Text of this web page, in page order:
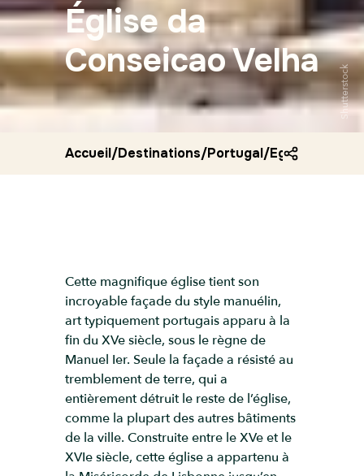
Église da
Conseicao Velha
Shutterstock
Accueil/Destinations/Portugal/Eglise da
Cette magnifique église tient son
incroyable façade du style manuélin,
art typiquement portugais apparu à la
fin du XVe siècle, sous le règne de
Manuel Ier. Seule la façade a résisté au
tremblement de terre, qui a
entièrement détruit le reste de l’église,
comme la plupart des autres bâtiments
de la ville. Construite entre le XVe et le
XVIe siècle, cette église a appartenu à